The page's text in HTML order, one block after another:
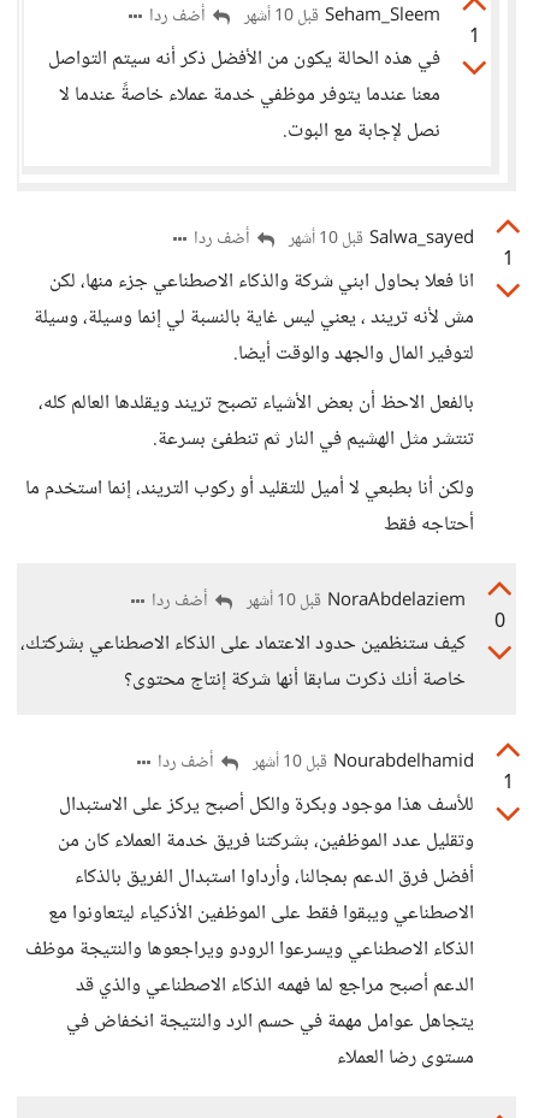
1
Seham_Sleem قبل 10 أشهر أضف ردا
في هذه الحالة يكون من الأفضل ذكر أنه سيتم التواصل
معنا عندما يتوفر موظفي خدمة عملاء خاصةً عندما لا
نصل لإجابة مع البوت.
1
Salwa_sayed قبل 10 أشهر أضف ردا
انا فعلا بحاول ابني شركة والذكاء الاصطناعي جزء منها، لكن
مش لأنه تريند ، يعني ليس غاية بالنسبة لي إنما وسيلة، وسيلة
لتوفير المال والجهد والوقت أيضا.
بالفعل الاحظ أن بعض الأشياء تصبح تريند ويقلدها العالم كله،
تنتشر مثل الهشيم في النار ثم تنطفئ بسرعة.
ولكن أنا بطبعي لا أميل للتقليد أو ركوب التريند، إنما استخدم ما
أحتاجه فقط
0
NoraAbdelaziem قبل 10 أشهر أضف ردا
كيف ستنظمين حدود الاعتماد على الذكاء الاصطناعي بشركتك،
خاصة أنك ذكرت سابقا أنها شركة إنتاج محتوى؟
1
Nourabdelhamid قبل 10 أشهر أضف ردا
للأسف هذا موجود وبكرة والكل أصبح يركز على الاستبدال
وتقليل عدد الموظفين، بشركتنا فريق خدمة العملاء كان من
أفضل فرق الدعم بمجالنا، وأرداوا استبدال الفريق بالذكاء
الاصطناعي ويبقوا فقط على الموظفين الأذكياء ليتعاونوا مع
الذكاء الاصطناعي ويسرعوا الرودو ويراجعوها والنتيجة موظف
الدعم أصبح مراجع لما فهمه الذكاء الاصطناعي والذي قد
يتجاهل عوامل مهمة في حسم الرد والنتيجة انخفاض في
مستوى رضا العملاء